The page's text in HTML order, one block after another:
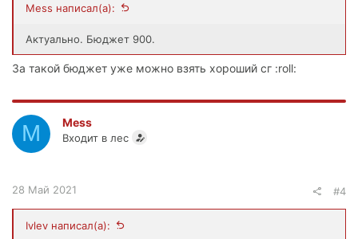
Mess написал(а):
Актуально. Бюджет 900.
За такой бюджет уже можно взять хороший сг :roll:
M Mess
Входит в лес
28 Май 2021 #4
Ivlev написал(а):